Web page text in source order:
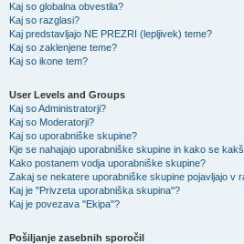
Kaj so globalna obvestila?
Kaj so razglasi?
Kaj predstavljajo NE PREZRI (lepljivek) teme?
Kaj so zaklenjene teme?
Kaj so ikone tem?
User Levels and Groups
Kaj so Administratorji?
Kaj so Moderatorji?
Kaj so uporabniške skupine?
Kje se nahajajo uporabniške skupine in kako se
Kako postanem vodja uporabniške skupine?
Zakaj se nekatere uporabniške skupine pojavljajo v
Kaj je "Privzeta uporabniška skupina"?
Kaj je povezava "Ekipa"?
Pošiljanje zasebnih sporočil